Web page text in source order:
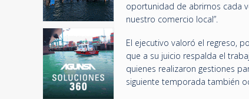
oportunidad de abrirnos cada
nuestro comercio local”.
El ejecutivo valoró el regreso,
que a su juicio respalda el
quienes realizaron gestiones
siguiente temporada también